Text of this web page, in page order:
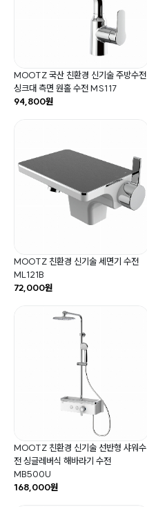
MOOTZ 국산 친환경 신기술 주방수전
싱크대 측면 원홀 수전 MS117
94,800원
MOOTZ 친환경 신기술 세면기 수전
ML121B
72,000원
MOOTZ 친환경 신기술 선반형 샤워수
전 싱글레버식 해바라기 수전
MB500U
168,000원